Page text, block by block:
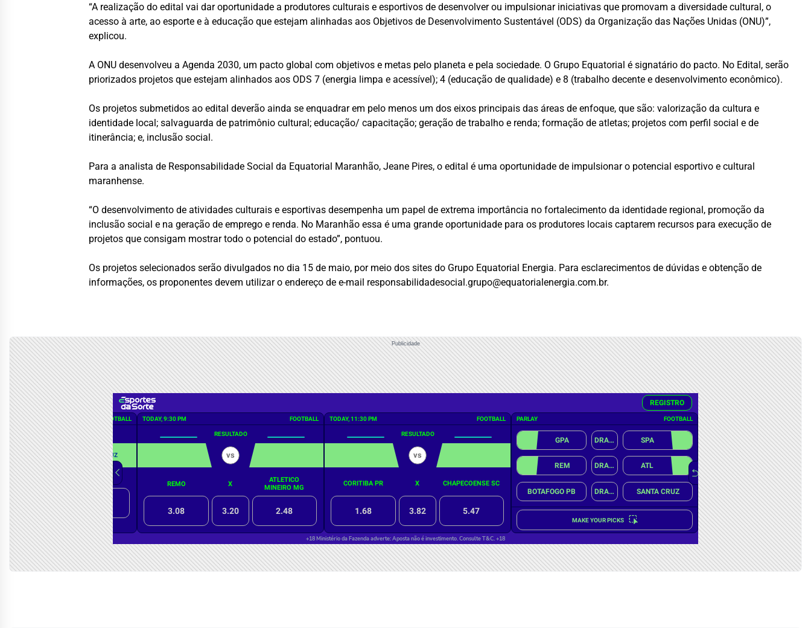
“A realização do edital vai dar oportunidade a produtores culturais e esportivos de desenvolver ou impulsionar iniciativas que promovam a diversidade cultural, o
acesso à arte, ao esporte e à educação que estejam alinhadas aos Objetivos de Desenvolvimento Sustentável (ODS) da Organização das Nações Unidas (ONU)”,
explicou.
A ONU desenvolveu a Agenda 2030, um pacto global com objetivos e metas pelo planeta e pela sociedade. O Grupo Equatorial é signatário do pacto. No Edital, serão
priorizados projetos que estejam alinhados aos ODS 7 (energia limpa e acessível); 4 (educação de qualidade) e 8 (trabalho decente e desenvolvimento econômico).
Os projetos submetidos ao edital deverão ainda se enquadrar em pelo menos um dos eixos principais das áreas de enfoque, que são: valorização da cultura e
identidade local; salvaguarda de patrimônio cultural; educação/ capacitação; geração de trabalho e renda; formação de atletas; projetos com perfil social e de
itinerância; e, inclusão social.
Para a analista de Responsabilidade Social da Equatorial Maranhão, Jeane Pires, o edital é uma oportunidade de impulsionar o potencial esportivo e cultural
maranhense.
“O desenvolvimento de atividades culturais e esportivas desempenha um papel de extrema importância no fortalecimento da identidade regional, promoção da
inclusão social e na geração de emprego e renda. No Maranhão essa é uma grande oportunidade para os produtores locais captarem recursos para execução de
projetos que consigam mostrar todo o potencial do estado”, pontuou.
Os projetos selecionados serão divulgados no dia 15 de maio, por meio dos sites do Grupo Equatorial Energia. Para esclarecimentos de dúvidas e obtenção de
informações, os proponentes devem utilizar o endereço de e-mail responsabilidadesocial.grupo@equatorialenergia.com.br.
Publicidade